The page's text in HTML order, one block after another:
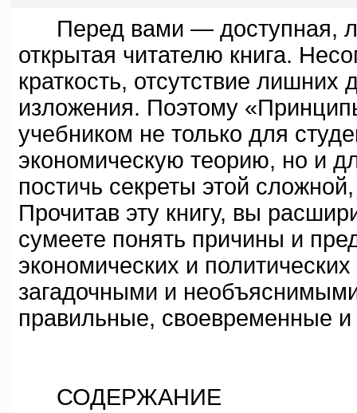
Перед вами — доступная,
открытая читателю книга.
краткость, отсутствие лишних
изложения. Поэтому
учебником не только для
экономическую теорию, но и
постичь секреты этой
Прочитав эту книгу, вы
сумеете понять причины и
экономических и
загадочными и
правильные, своевременные
СОДЕРЖАНИЕ